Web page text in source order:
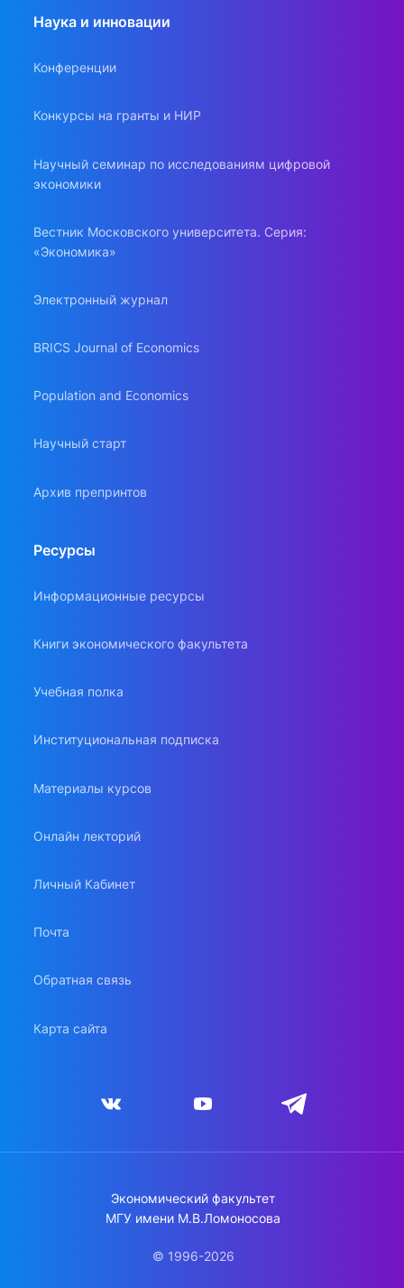
Наука и инновации
Конференции
Конкурсы на гранты и НИР
Научный семинар по исследованиям цифровой
экономики
Вестник Московского университета. Серия:
«Экономика»
Электронный журнал
BRICS Journal of Economics
Population and Economics
Научный старт
Архив препринтов
Ресурсы
Информационные ресурсы
Книги экономического факультета
Учебная полка
Институциональная подписка
Материалы курсов
Онлайн лекторий
Личный Кабинет
Почта
Обратная связь
Карта сайта
Экономический факультет
МГУ имени М.В.Ломоносова
© 1996-2026